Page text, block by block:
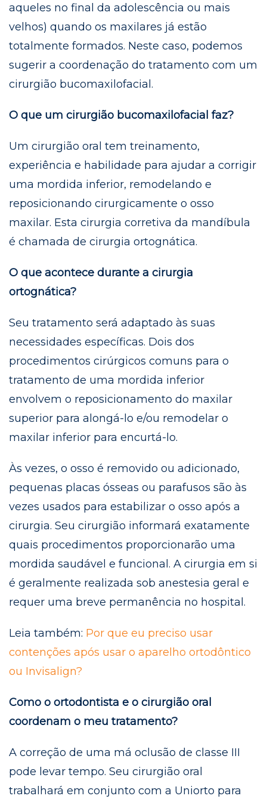
aqueles no final da adolescência ou mais
velhos) quando os maxilares já estão
totalmente formados. Neste caso, podemos
sugerir a coordenação do tratamento com um
cirurgião bucomaxilofacial.
O que um cirurgião bucomaxilofacial faz?
Um cirurgião oral tem treinamento,
experiência e habilidade para ajudar a corrigir
uma mordida inferior, remodelando e
reposicionando cirurgicamente o osso
maxilar. Esta cirurgia corretiva da mandíbula
é chamada de cirurgia ortognática.
O que acontece durante a cirurgia
ortognática?
Seu tratamento será adaptado às suas
necessidades específicas. Dois dos
procedimentos cirúrgicos comuns para o
tratamento de uma mordida inferior
envolvem o reposicionamento do maxilar
superior para alongá-lo e/ou remodelar o
maxilar inferior para encurtá-lo.
Às vezes, o osso é removido ou adicionado,
pequenas placas ósseas ou parafusos são às
vezes usados ​​para estabilizar o osso após a
cirurgia. Seu cirurgião informará exatamente
quais procedimentos proporcionarão uma
mordida saudável e funcional. A cirurgia em si
é geralmente realizada sob anestesia geral e
requer uma breve permanência no hospital.
Leia também: Por que eu preciso usar
contenções após usar o aparelho ortodôntico
ou Invisalign?
Como o ortodontista e o cirurgião oral
coordenam o meu tratamento?
A correção de uma má oclusão de classe III
pode levar tempo. Seu cirurgião oral
trabalhará em conjunto com a Uniorto para